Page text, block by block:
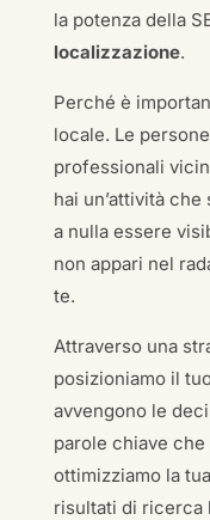
la potenza della
localizzazione.
Perché è
locale. Le
professionali
hai un’attività
a nulla essere
non appari nel
te.
Attraverso una
posizioniamo il
avvengono le
parole chiave
ottimizziamo la
risultati di ricerca